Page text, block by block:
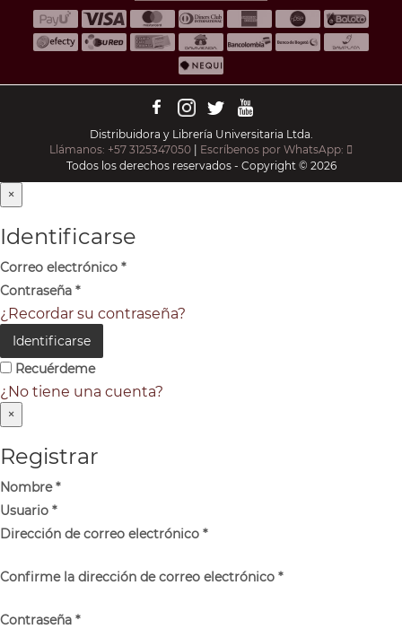
Distribuidora y Librería Universitaria Ltda.
Llámanos: +57 3125347050 | Escríbenos por WhatsApp:
Todos los derechos reservados - Copyright © 2026
×
Identificarse
Correo electrónico *
Contraseña *
¿Recordar su contraseña?
Identificarse
Recuérdeme
¿No tiene una cuenta?
×
Registrar
Nombre*
Usuario *
Dirección de correo electrónico *
Confirme la dirección de correo electrónico *
Contraseña *